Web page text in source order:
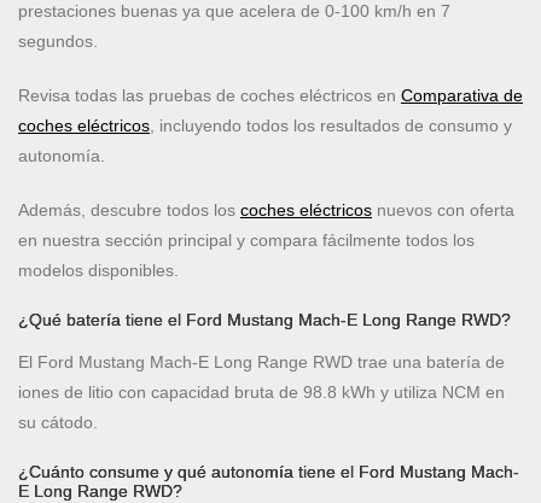
prestaciones buenas ya que acelera de 0-100 km/h en 7
segundos.
Revisa todas las pruebas de coches eléctricos en Comparativa de
coches eléctricos , incluyendo todos los resultados de consumo y
autonomía.
Además, descubre todos los coches eléctricos nuevos con oferta
en nuestra sección principal y compara fácilmente todos los
modelos disponibles.
¿Qué batería tiene el Ford Mustang Mach-E Long Range RWD?
El Ford Mustang Mach-E Long Range RWD trae una batería de
iones de litio con capacidad bruta de 98.8 kWh y utiliza NCM en
su cátodo.
¿Cuánto consume y qué autonomía tiene el Ford Mustang Mach-
E Long Range RWD?